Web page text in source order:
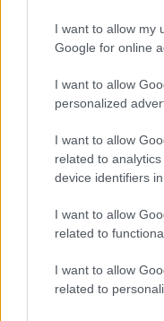
I want to allow my
Google for online
I want to allow
personalized
I want to allow
related to
device identifiers in
I want to allow
related to
I want to allow
related to
vallomása sokakat